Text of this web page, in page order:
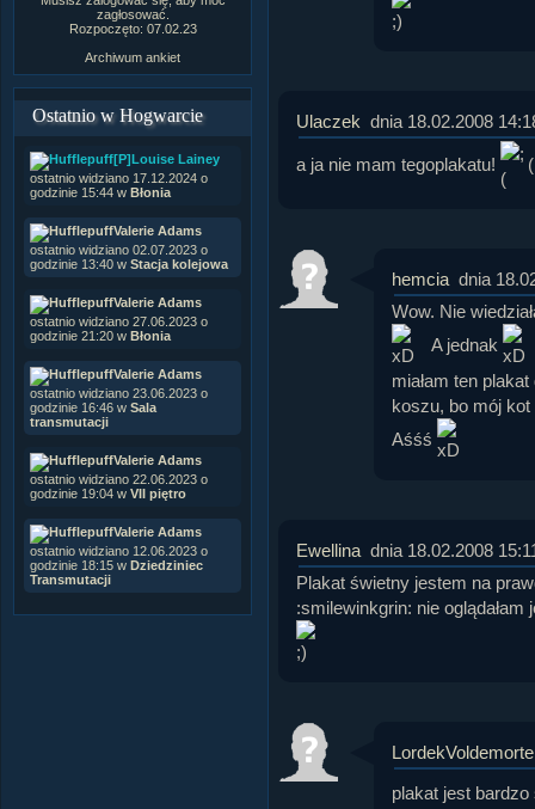
zagłosować.
Rozpoczęto: 07.02.23
Archiwum ankiet
Ostatnio w Hogwarcie
[P]Louise Lainey
ostatnio widziano 17.12.2024 o
godzinie 15:44 w Błonia
Valerie Adams
ostatnio widziano 02.07.2023 o
godzinie 13:40 w Stacja kolejowa
Valerie Adams
ostatnio widziano 27.06.2023 o
godzinie 21:20 w Błonia
Valerie Adams
ostatnio widziano 23.06.2023 o
godzinie 16:46 w Sala
transmutacji
Valerie Adams
ostatnio widziano 22.06.2023 o
godzinie 19:04 w VII piętro
Valerie Adams
ostatnio widziano 12.06.2023 o
godzinie 18:15 w Dziedziniec
Transmutacji
Ulaczek dnia 18.02.2008
a ja nie mam tegoplakatu! (
hemcia dnia
Wow. Nie
A jednak
miałam ten
koszu, bo mój kot
Aśśś
Ewellina dnia 18.02.2008
Plakat świetny jestem na
:smilewinkgrin: nie
plakat jest